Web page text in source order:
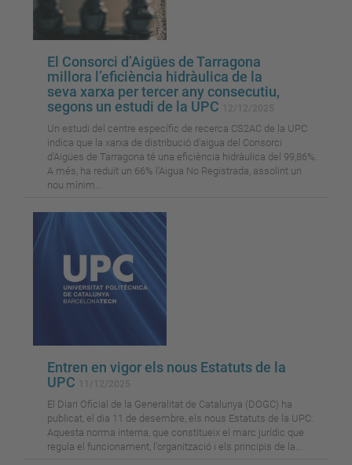
El Consorci d’Aigües de Tarragona
millora l’eficiència hidràulica de la
seva xarxa per tercer any consecutiu,
segons un estudi de la UPC
Un estudi del centre específic de recerca CS2AC de la UPC
indica que la xarxa de distribució d’aigua del Consorci
d’Aigües de Tarragona té una eficiència hidràulica del 99,86%.
A més, ha reduït un 66% l’Aigua No Registrada, assolint un
nou mínim...
Entren en vigor els nous Estatuts de la
UPC
El Diari Oficial de la Generalitat de Catalunya (DOGC) ha
publicat, el dia 11 de desembre, els nous Estatuts de la UPC.
Aquesta norma interna, que constitueix el marc jurídic que
regula el funcionament, l'organització i els principis de la...